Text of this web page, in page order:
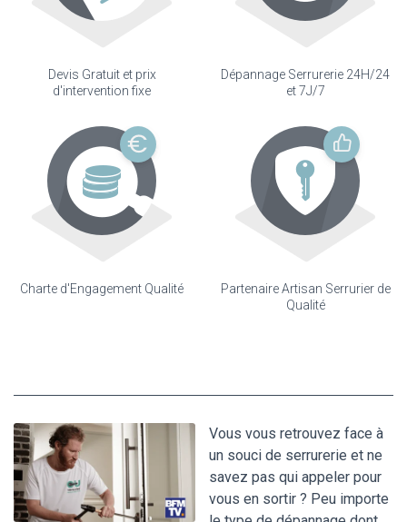
Devis Gratuit et prix
d'intervention fixe
Dépannage Serrurerie 24H/24
et 7J/7
Charte d'Engagement Qualité
Partenaire Artisan Serrurier de
Qualité
Vous vous retrouvez face à
un souci de serrurerie et ne
savez pas qui appeler pour
vous en sortir ? Peu importe